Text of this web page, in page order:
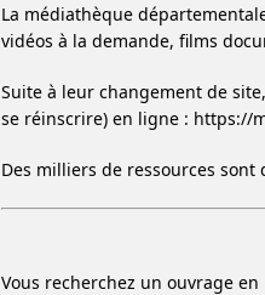
La médiathèque
vidéos à la demande, films
Suite à leur changement de
se réinscrire) en ligne : https://
Des milliers de ressources sont
Vous recherchez un ouvrage